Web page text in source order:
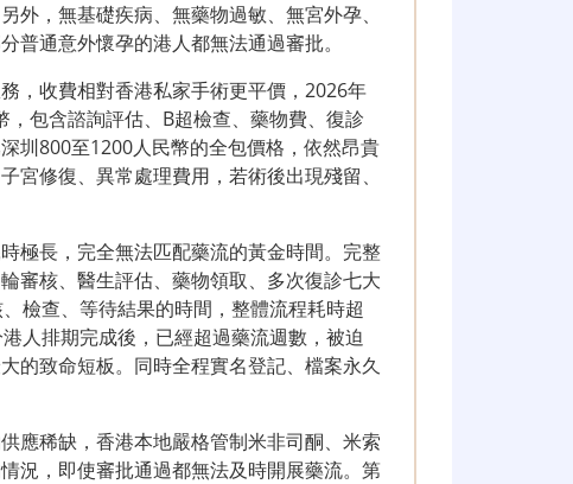
外，無基礎疾病、無藥物過敏、無宮外孕、
普通意外懷孕的港人都無法通過審批。
，收費相對香港私家手術更平價，2026年
包含諮詢評估、B超檢查、藥物費、復診
圳800至1200人民幣的全包價格，依然昂貴
宮修復、異常處理費用，若術後出現殘留、
極長，完全無法匹配藥流的黃金時間。完整
審核、醫生評估、藥物領取、多次復診七大
檢查、等待結果的時間，整體流程耗時超
人排期完成後，已經超過藥流週數，被迫
的致命短板。同時全程實名登記、檔案永久
應稀缺，香港本地嚴格管制米非司酮、米索
況，即使審批通過都無法及時開展藥流。第